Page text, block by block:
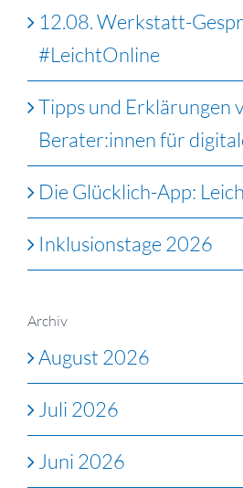
12.08. Werkstatt-
#LeichtOnline
Tipps und Erklärungen
Berater:innen für
Die Glücklich-App:
Inklusionstage 2026
Archiv
August 2026
Juli 2026
Juni 2026